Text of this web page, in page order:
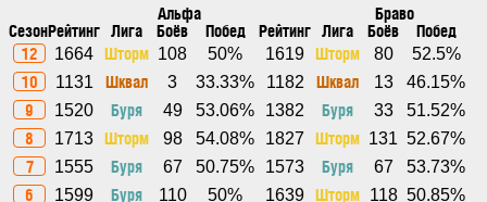
Альфа Браво
СезонРейтинг Лига Боёв Побед Рейтинг Лига Боёв
Побед
12
1664 Шторм 108 50% 1619 Шторм 80 52.5%
10 1131 Шквал 3 33.33% 1182 Шквал 13 46.15%
9 1520 Буря 49 53.06% 1382 Буря 33 51.52%
8 1713 Шторм 98 54.08% 1827 Шторм 131 52.67%
7 1555 Буря 67 50.75% 1573 Буря 67 53.73%
6 1599 Буря 110 50% 1639 Шторм 118 50.85%